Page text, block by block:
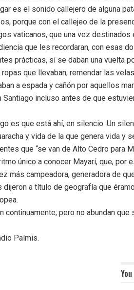
es el sonido callejero de alguna
porque con el callejeo de la
vaticanos, que una vez destinados
que les recordaran, con esas
prácticas, sí se daban una vuelta
que llevaban, remendar las
a espada y cañón por aquellos
incluso antes de que
es que está ahí, en silencio. Un
y vida de la que genera vida y
que “se van de Alto Cedro para
único a conocer Mayarí, que,
más campeadora, generadora de
dijeron a título de geografía que
continuamente; pero no abundan
Palmis.